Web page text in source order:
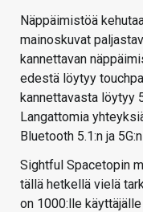
Näppäimistöä
mainoskuvat
kannettavan
edestä löytyy
kannettavasta löytyy
Langattomia
Bluetooth 5.1:n ja
Sightful Spacetopin
tällä hetkellä vielä
on 1000:lle